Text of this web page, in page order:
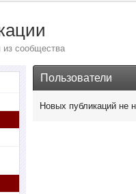
из сообщества
Пользователи
Новых публикаций не